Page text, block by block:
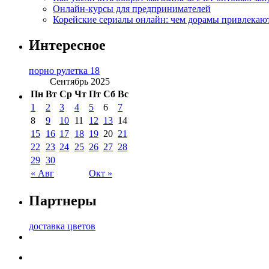
Онлайн-курсы для предпринимателей
Корейские сериалы онлайн: чем дорамы
Интересное
порно рулетка 18
Сентябрь 2025
Пн Вт Ср Чт Пт Сб Вс
« Авг Окт »
1 2 3 4 5 6
7
8
9 10 11 12 13 14
15 16 17 18 19 20 21
22
23 24 25 26 27 28
29 30
Партнеры
доставка цветов